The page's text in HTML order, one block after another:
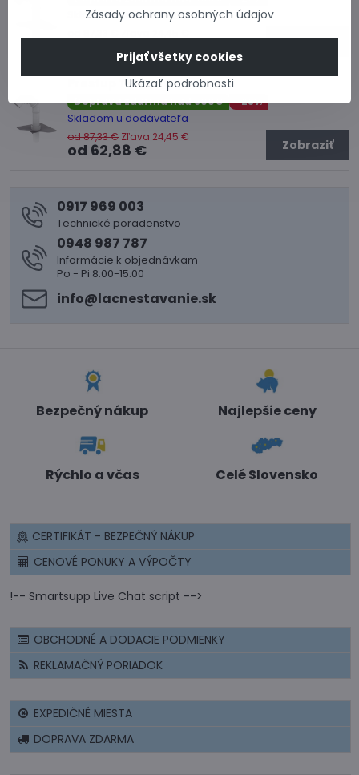
Skladom u dodávateľa
od 62,88 € Zobraziť
Prestup TWP PVC
Doprava zdarma nad 600€ -28%
Skladom u dodávateľa
od 62,88 €
od 87,33 € Zľava 24,45 €
Zobraziť
0917 969 003
Technické poradenstvo
0948 987 787
Informácie k objednávkam
Po - Pi 8:00-15:00
info​@lacnestavanie​.sk
Bezpečný nákup Najlepšie ceny
Rýchlo a včas Celé Slovensko
CERTIFIKÁT - BEZPEČNÝ NÁKUP
CENOVÉ PONUKY A VÝPOČTY
!-- Smartsupp Live Chat script -->
OBCHODNÉ A DODACIE PODMIENKY
REKLAMAČNÝ PORIADOK
EXPEDIČNÉ MIESTA
DOPRAVA ZDARMA
Zásady ochrany osobných údajov
Ukázať podrobnosti
Prijať všetky cookies